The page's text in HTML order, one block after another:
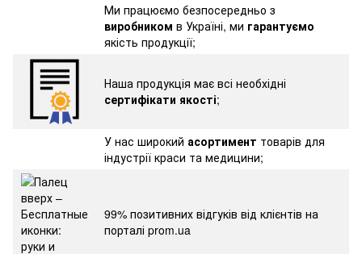
Ми працюємо безпосередньо з
виробником в Україні, ми гарантуємо
якість продукції;
Наша продукція має всі необхідні
сертифікати якості;
У нас широкий асортимент товарів для
індустрії краси та медицини;
99% позитивних відгуків від клієнтів на
порталі prom.ua